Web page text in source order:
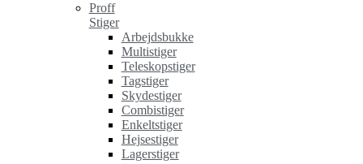
Proff
Stiger
Arbejdsbukke
Multistiger
Teleskopstiger
Tagstiger
Skydestiger
Combistiger
Enkeltstiger
Hejsestiger
Lagerstiger